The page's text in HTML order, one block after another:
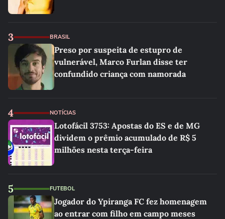
3 BRASIL
Preso por suspeita de estupro de
vulnerável, Marco Furlan disse ter
confundido criança com namorada
4 NOTÍCIAS
Lotofácil 3753: Apostas do ES e de MG
dividem o prêmio acumulado de R$ 5
milhões nesta terça-feira
5 FUTEBOL
Jogador do Ypiranga FC fez homenagem
ao entrar com filho em campo meses